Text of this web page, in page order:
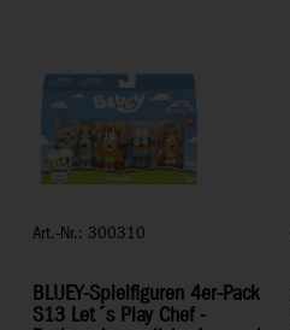
Art.-Nr.: 300310
BLUEY-Spielfiguren 4er-Pack
S13 Let´s Play Chef -